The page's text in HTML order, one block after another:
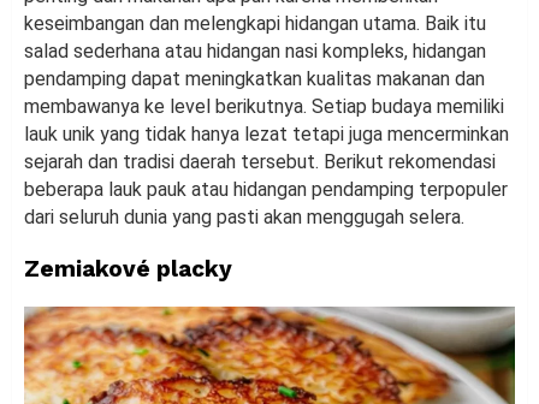
keseimbangan dan melengkapi hidangan utama. Baik itu
salad sederhana atau hidangan nasi kompleks, hidangan
pendamping dapat meningkatkan kualitas makanan dan
membawanya ke level berikutnya. Setiap budaya memiliki
lauk unik yang tidak hanya lezat tetapi juga mencerminkan
sejarah dan tradisi daerah tersebut. Berikut rekomendasi
beberapa lauk pauk atau hidangan pendamping terpopuler
dari seluruh dunia yang pasti akan menggugah selera.
Zemiakové placky